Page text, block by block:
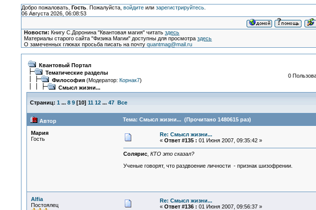
Добро пожаловать, Гость. Пожалуйста, войдитеили зарегистрируйтесь.
06 Августа 2026, 06:08:53
Новости: Книгу С.Доронина "Квантовая магия" читатьздесь
Материалы старого сайта "Физика Магии" доступны для просмотраздесь
О замеченных глюках просьба писать на почтуquantmag@mail.ru
Квантовый Портал
Тематические разделы
Философия(Модератор: Корнак7)
Смысл жизни...
0
Страниц: 1 ... 8 9[10] 11 12 ... 47 Все
Автор Тема: Смысл жизни... (Прочитано 1480615 раз)
Мария
Гость
Re: Смысл жизни...
« Ответ #135 : 01 Июня 2007, 09:35:42 »
Солярис, КТО это сказал?
Ученые говорят, что раздвоение личности - признак шизофрении.
Alfia
Постоялец
Re: Смысл жизни...
« Ответ #136 : 01 Июня 2007, 09:56:37 »